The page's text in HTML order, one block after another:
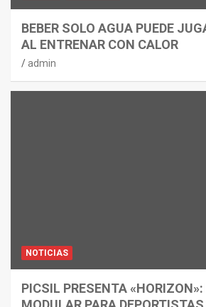
BEBER SOLO AGUA PUEDE
AL ENTRENAR CON CALOR
admin
NOTICIAS
PICSIL PRESENTA